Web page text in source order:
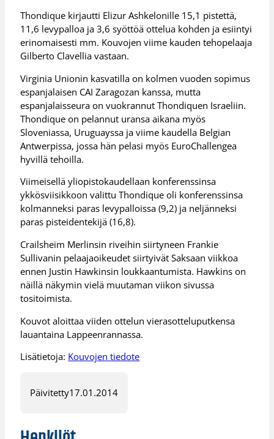
Thondique kirjautti Elizur Ashkelonille 15,1 pistettä,
11,6 levypalloa ja 3,6 syöttöä ottelua kohden ja esiintyi
erinomaisesti mm. Kouvojen viime kauden tehopelaaja
Gilberto Clavellia vastaan.
Virginia Unionin kasvatilla on kolmen vuoden sopimus
espanjalaisen CAI Zaragozan kanssa, mutta
espanjalaisseura on vuokrannut Thondiquen Israeliin.
Thondique on pelannut uransa aikana myös
Sloveniassa, Uruguayssa ja viime kaudella Belgian
Antwerpissa, jossa hän pelasi myös EuroChallengea
hyvillä tehoilla.
Viimeisellä yliopistokaudellaan konferenssinsa
ykkösviisikkoon valittu Thondique oli konferenssinsa
kolmanneksi paras levypalloissa (9,2) ja neljänneksi
paras pisteidentekijä (16,8).
Crailsheim Merlinsin riveihin siirtyneen Frankie
Sullivanin pelaajaoikeudet siirtyivät Saksaan viikkoa
ennen Justin Hawkinsin loukkaantumista. Hawkins on
näillä näkymin vielä muutaman viikon sivussa
tositoimista.
Kouvot aloittaa viiden ottelun vierasotteluputkensa
lauantaina Lappeenrannassa.
Lisätietoja: Kouvojen tiedote
Päivitetty17.01.2014